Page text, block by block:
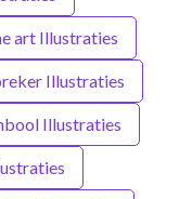
art Illustraties
Illustraties
Illustraties